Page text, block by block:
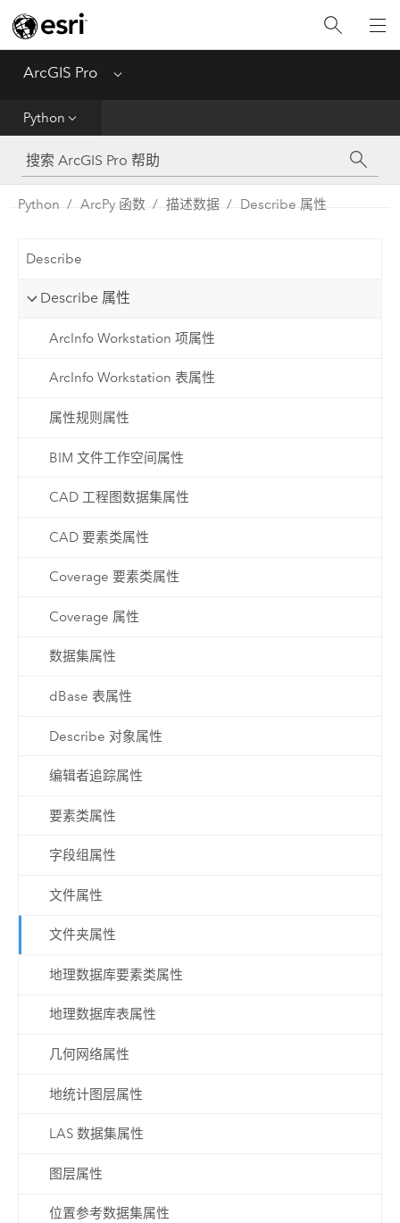
ArcGIS Pro Menu
Python
工具参考
Python
Python ArcPy 函数 描述数据 Describe 属性
Describe
Describe 属性
ArcInfo Workstation 项属性
ArcInfo Workstation 表属性
属性规则属性
BIM 文件工作空间属性
CAD 工程图数据集属性
CAD 要素类属性
Coverage 要素类属性
Coverage 属性
数据集属性
dBase 表属性
Describe 对象属性
编辑者追踪属性
要素类属性
字段组属性
文件属性
文件夹属性
地理数据库要素类属性
地理数据库表属性
几何网络属性
地统计图层属性
LAS 数据集属性
图层属性
位置参考数据集属性